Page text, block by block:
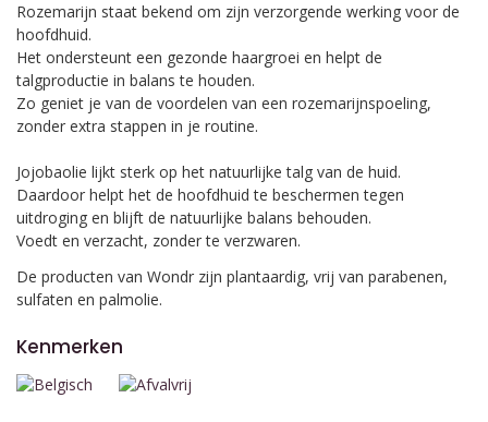
Rozemarijn staat bekend om zijn verzorgende werking voor de
hoofdhuid.
Het ondersteunt een gezonde haargroei en helpt de
talgproductie in balans te houden.
Zo geniet je van de voordelen van een rozemarijnspoeling,
zonder extra stappen in je routine.
Jojobaolie lijkt sterk op het natuurlijke talg van de huid.
Daardoor helpt het de hoofdhuid te beschermen tegen
uitdroging en blijft de natuurlijke balans behouden.
Voedt en verzacht, zonder te verzwaren.
De producten van Wondr zijn plantaardig, vrij van parabenen,
sulfaten en palmolie.
Kenmerken